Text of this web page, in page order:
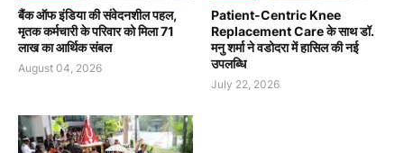
बैंक ऑफ इंडिया की संवेदनशील पहल,
मृतक कर्मचारी के परिवार को मिला 71
लाख का आर्थिक संबल
August 04, 2026
Patient-Centric Knee
Replacement Care के साथ डॉ.
मनु शर्मा ने वडोदरा में हासिल की नई
उपलब्धि
July 22, 2026